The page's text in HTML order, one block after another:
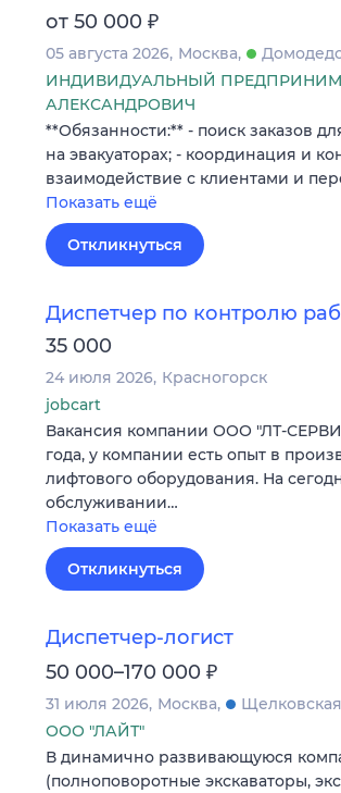
от 50 000 ₽
05 августа 2026 Москва
ИНДИВИДУАЛЬНЫЙ
АЛЕКСАНДРОВИЧ
**Обязанности:** - поиск заказов
на эвакуаторах; - координация и
взаимодействие с клиентами и
Показать ещё
Откликнуться
Диспетчер по контролю
35 000
24 июля 2026 Красногорск
jobcart
Вакансия компании ООО "ЛТ-
года, у компании есть опыт в
лифтового оборудования. На
обслуживании…
Показать ещё
Откликнуться
Диспетчер-логист
50 000–170 000 ₽
31 июля 2026 Москва
Щелковская
ООО "ЛАЙТ"
В динамично развивающуюся
(полноповоротные экскаваторы,